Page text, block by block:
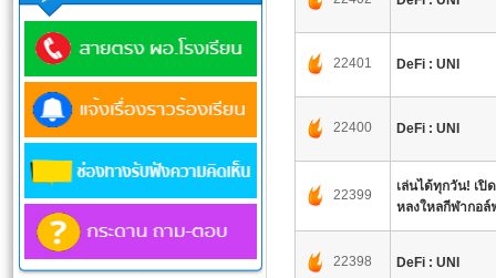
22401 DeFi : UNI
22400 DeFi : UNI
22399
เล่นได้ทุกวัน! เ
หลงใหลกีฬากอล์
22398 DeFi : UNI